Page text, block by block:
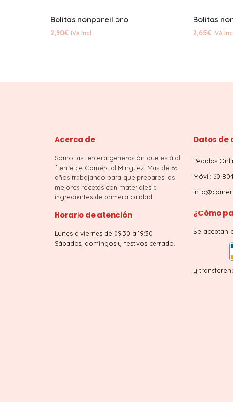
Bolitas nonpareil oro
2,90€ IVA Incl.
Bolitas
2,65€ IVA
Acerca de
Somo las tercera generación que está al
frente de Comercial Minguez. Más de 65
años trabajando para que prepares las
mejores recetas con materiales e
ingredientes de primera calidad.
Horario de atención
Lunes a viernes de 09.30 a 19:30
Sábados, domingos y festivos cerrado.
Datos de
Pedidos
Móvil: 60
¿Cómo
Se aceptan
y